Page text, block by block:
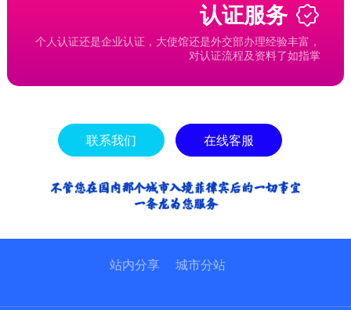
认证服务
个人认证还是企业认证，大使馆还是外交部办理经验丰富，
对认证流程及资料了如指掌
联系我们 在线客服
站内分享 城市分站